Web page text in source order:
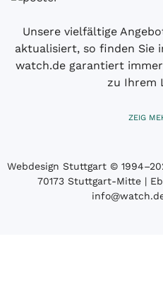
Unsere vielfältige
aktualisiert, so finden Sie
watch.de garantiert
zu Ihrem
ZEIG
Webdesign Stuttgart ©
70173 Stuttgart-Mitte |